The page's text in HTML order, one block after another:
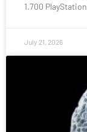
1.700
July 21, 2026